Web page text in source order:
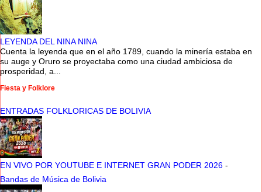
LEYENDA DEL NINA NINA
Cuenta la leyenda que en el año 1789, cuando la minería estaba en
su auge y Oruro se proyectaba como una ciudad ambiciosa de
prosperidad, a...
Fiesta y Folklore
ENTRADAS FOLKLORICAS DE BOLIVIA
EN VIVO POR YOUTUBE E INTERNET GRAN PODER 2026 -
Bandas de Música de Bolivia